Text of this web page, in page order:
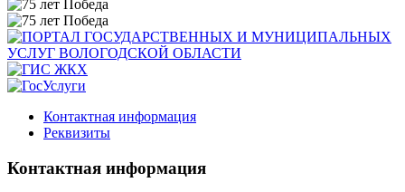
Контактная информация
Реквизиты
Контактная информация